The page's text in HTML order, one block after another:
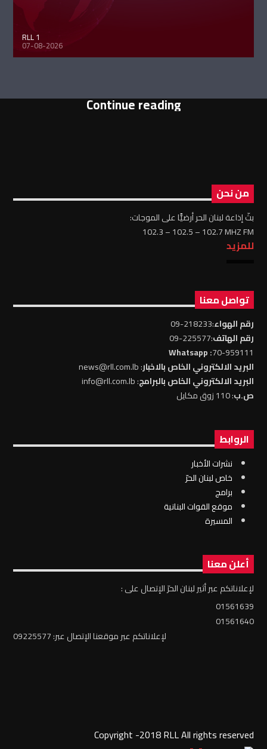
RLL 1
07-08-2026
Continue reading
من نحن
بثّ إذاعة لبنان الحر أرضيًّا على الموجات:
102.3 – 102.5 – 102.7 MHZ FM
للمزيد
تواصل معنا
رقم الهواء:218233-09
رقم الهاتف:225577-09
70-959111
: Whatsapp
البريد الالكتروني الخاص بالاخبار: news@rll.com.lb
البريد الالكتروني الخاص بالبرامج: info@rll.com.lb
ص.ب: 110 زوق مكايل
الروابط
نشرات الأخبار
خاص لبنان الحرّ
برامج
موقع القوات البنانية
المسيرة
أعلن معنا
لإعلاناتكم عبر أثير لبنان الحرّ الإتصال على :
01561639
01561640
لإعلاناتكم عبر موقعنا الإتصال عبر: 09225577
Copyright -2018 RLL All rights reserved